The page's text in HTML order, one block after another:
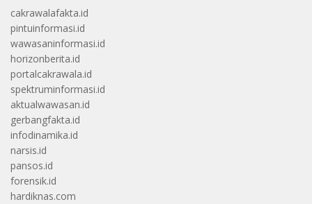
cakrawalafakta.id
pintuinformasi.id
wawasaninformasi.id
horizonberita.id
portalcakrawala.id
spektruminformasi.id
aktualwawasan.id
gerbangfakta.id
infodinamika.id
narsis.id
pansos.id
forensik.id
hardiknas.com